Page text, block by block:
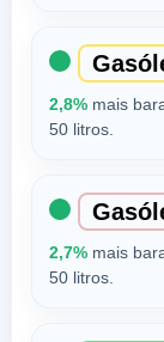
2,8%mais
50 litros.
2,7%mais
50 litros.